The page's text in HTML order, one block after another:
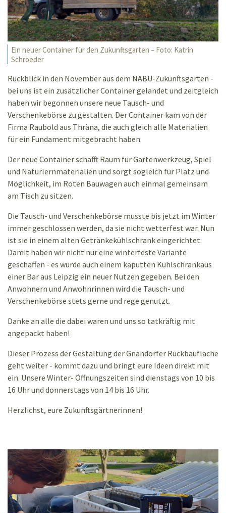
Ein neuer Container für den Zukunftsgarten – Foto: Katrin
Schroeder
Rückblick in den November aus dem NABU-Zukunftsgarten -
bei uns ist ein zusätzlicher Container gelandet und zeitgleich
haben wir begonnen unsere neue Tausch- und
Verschenkebörse zu gestalten. Der Container kam von der
Firma Raubold aus Thräna, die auch gleich alle Materialien
für ein Fundament mitgebracht haben.
Der neue Container schafft Raum für Gartenwerkzeug, Spiel
und Naturlernmaterialien und sorgt sogleich für Platz und
Möglichkeit, im Roten Bauwagen auch einmal gemeinsam
am Tisch zu sitzen.
Die Tausch- und Verschenkebörse musste bis jetzt im Winter
immer geschlossen werden, da sie nicht wetterfest war. Nun
ist sie in einem alten Getränkekühlschrank eingerichtet.
Damit haben wir nicht nur eine winterfeste Variante
geschaffen - es wurde auch einem kaputten Kühlschrankaus
einer Bar aus Leipzig ein neuer Nutzen gegeben. Bei den
Anwohnern und Anwohnrinnen wird die Tausch- und
Verschenkebörse stets gerne und rege genutzt.
Danke an alle die dabei waren und uns so tatkräftig mit
angepackt haben!
Dieser Prozess der Gestaltung der Gnandorfer Rückbaufläche
geht weiter - kommt dazu und bringt eure Ideen direkt mit
ein. Unsere Winter- Öffnungszeiten sind dienstags von 10 bis
16 Uhr und donnerstags von 14 bis 16 Uhr.
Herzlichst, eure Zukunftsgärtnerinnen!